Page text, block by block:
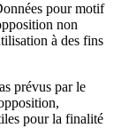
pour motif
non
à des fins
prévus par le
pour la finalité